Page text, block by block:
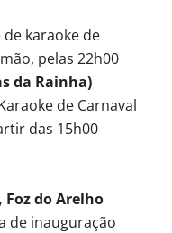
karaoke de
pelas 22h00
da Rainha)
de Carnaval
das 15h00
Foz do Arelho
de inauguração